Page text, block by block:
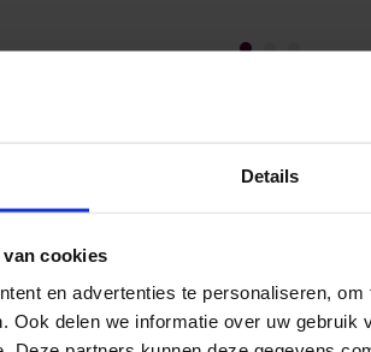
Details
cookies
en advertenties te personaliseren,
Ook delen we informatie over uw
straten van Wijk C op! In de
en schatten verborgen.
verhalen van Wijk C terug